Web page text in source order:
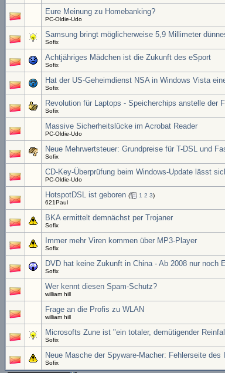
Eure Meinung zu Homebanking?
PC-Oldie-Udo
Samsung bringt möglicherweise 5,9 Millimeter
Sofix
Achtjähriges Mädchen ist die Zukunft des eSport
Sofix
Hat der US-Geheimdienst NSA in Windows Vista
Sofix
Revolution für Laptops - Speicherchips anstelle der
Sofix
Massive Sicherheitslücke im Acrobat Reader
PC-Oldie-Udo
Neue Mehrwertsteuer: Grundpreise für T-DSL und
Sofix
CD-Key-Überprüfung beim Windows-Update lässt
PC-Oldie-Udo
HotspotDSL ist geboren ( 1 2 3)
621Paul
BKA ermittelt demnächst per Trojaner
Sofix
Immer mehr Viren kommen über MP3-Player
Sofix
DVD hat keine Zukunft in China - Ab 2008 nur noch
Sofix
Wer kennt diesen Spam-Schutz?
william hill
Frage an die Profis zu WLAN
william hill
Microsofts Zune ist "ein totaler, demütigender
Sofix
Neue Masche der Spyware-Macher: Fehlerseite
Sofix